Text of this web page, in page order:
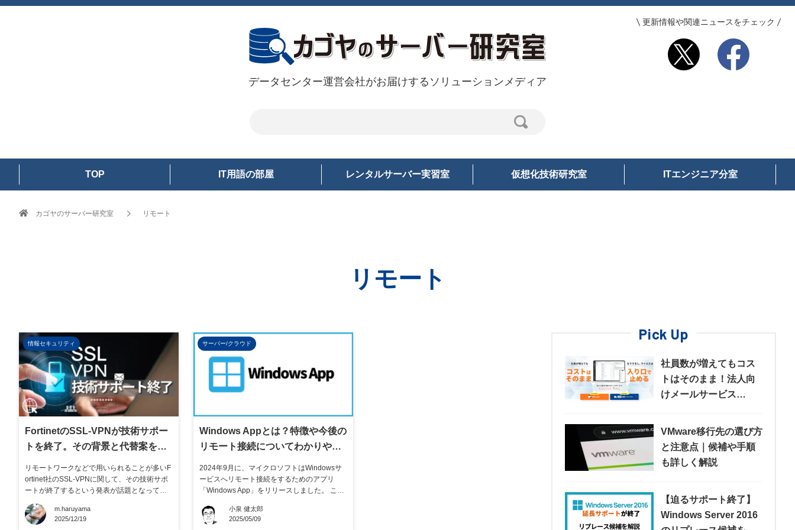
データセンター運営会社がお届けするソリューションメディア
更新情報や関連ニュースをチェック
TOP IT用語の部屋 レンタルサーバー実習室 仮想化技術研究室 ITエンジニア分室
カゴヤのサーバー研究室 リモート
リモート
情報セキュリティ
FortinetのSSL-VPNが技術サポー
トを終了。その背景と代替案を紹
リモートワークなどで用いられることが多いF
ortinet社のSSL-VPNに関して、その技術サポ
ートが終了するという発表が話題となってい
ます。 実際、このSSL-VPNを使用している企
業は、どこかのタイミングで必ず代替する必
要が出てきますので、早い段階で対策検討を
m.haruyama
2025/12/19
サーバー/クラウド
Windows Appとは？特徴や今後の
リモート接続についてわかりやす
2024年9月に、マイクロソフトはWindowsサ
ービスへリモート接続をするためのアプリ
「Windows App」をリリースしました。 これ
続するには別々のアプリが使われていました
が、これからはWindows Appに集約されま
小泉 健太郎
2025/05/09
Pick Up
社員数が増えてもコス
トはそのまま！法人向
けメールサービス
VMware移行先の選び方
と注意点｜候補や手順
も詳しく解説
【迫るサポート終了】
Windows Server 2016